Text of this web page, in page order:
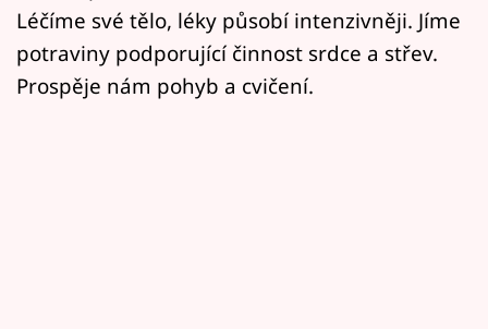
Přihlášení
Léčíme své tělo, léky působí intenzivněji. Jíme
potraviny podporující činnost srdce a střev.
Prospěje nám pohyb a cvičení.